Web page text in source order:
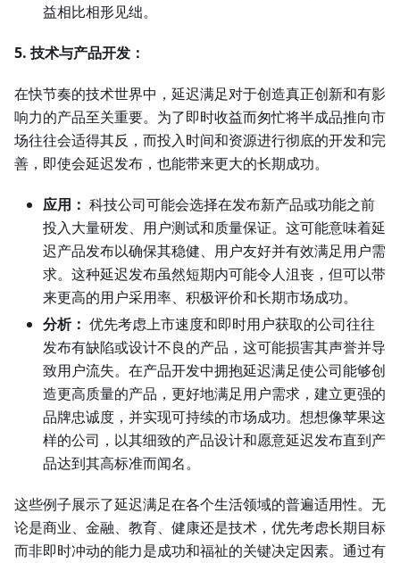
益相比相形见绌。
5. 技术与产品开发：
在快节奏的技术世界中，延迟满足对于创造真正创新和有影
响力的产品至关重要。为了即时收益而匆忙将半成品推向市
场往往会适得其反，而投入时间和资源进行彻底的开发和完
善，即使会延迟发布，也能带来更大的长期成功。
应用： 科技公司可能会选择在发布新产品或功能之前
投入大量研发、用户测试和质量保证。这可能意味着延
迟产品发布以确保其稳健、用户友好并有效满足用户需
求。这种延迟发布虽然短期内可能令人沮丧，但可以带
来更高的用户采用率、积极评价和长期市场成功。
分析： 优先考虑上市速度和即时用户获取的公司往往
发布有缺陷或设计不良的产品，这可能损害其声誉并导
致用户流失。在产品开发中拥抱延迟满足使公司能够创
造更高质量的产品，更好地满足用户需求，建立更强的
品牌忠诚度，并实现可持续的市场成功。想想像苹果这
样的公司，以其细致的产品设计和愿意延迟发布直到产
品达到其高标准而闻名。
这些例子展示了延迟满足在各个生活领域的普遍适用性。无
论是商业、金融、教育、健康还是技术，优先考虑长期目标
而非即时冲动的能力是成功和福祉的关键决定因素。通过有